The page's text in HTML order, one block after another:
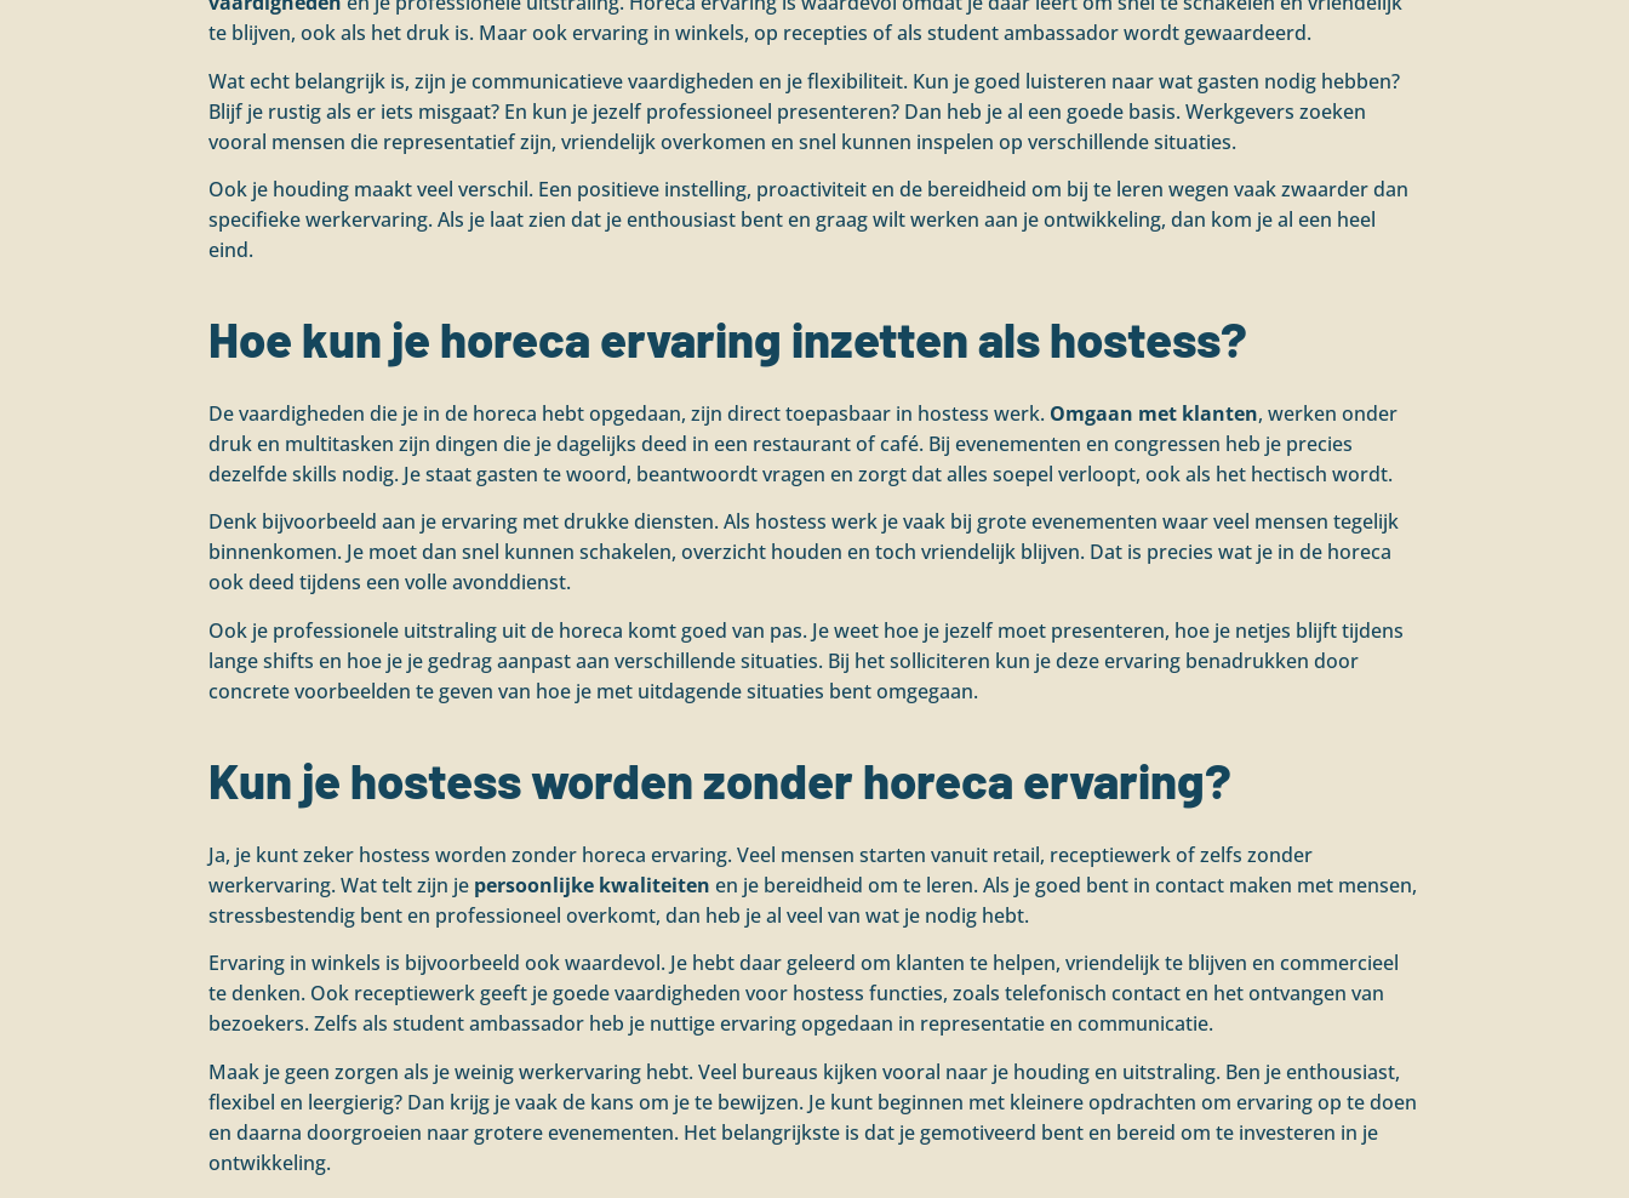
te blijven, ook als het druk is. Maar ook ervaring in winkels, op recepties of als student ambassador wordt gewaardeerd.
Wat echt belangrijk is, zijn je communicatieve vaardigheden en je flexibiliteit. Kun je goed luisteren naar wat gasten nodig hebben?
Blijf je rustig als er iets misgaat? En kun je jezelf professioneel presenteren? Dan heb je al een goede basis. Werkgevers zoeken
vooral mensen die representatief zijn, vriendelijk overkomen en snel kunnen inspelen op verschillende situaties.
Ook je houding maakt veel verschil. Een positieve instelling, proactiviteit en de bereidheid om bij te leren wegen vaak zwaarder dan
specifieke werkervaring. Als je laat zien dat je enthousiast bent en graag wilt werken aan je ontwikkeling, dan kom je al een heel
eind.
Hoe kun je horeca ervaring inzetten als hostess?
De vaardigheden die je in de horeca hebt opgedaan, zijn direct toepasbaar in hostess werk. Omgaan met klanten, werken onder
druk en multitasken zijn dingen die je dagelijks deed in een restaurant of café. Bij evenementen en congressen heb je precies
dezelfde skills nodig. Je staat gasten te woord, beantwoordt vragen en zorgt dat alles soepel verloopt, ook als het hectisch wordt.
Denk bijvoorbeeld aan je ervaring met drukke diensten. Als hostess werk je vaak bij grote evenementen waar veel mensen tegelijk
binnenkomen. Je moet dan snel kunnen schakelen, overzicht houden en toch vriendelijk blijven. Dat is precies wat je in de horeca
ook deed tijdens een volle avonddienst.
Ook je professionele uitstraling uit de horeca komt goed van pas. Je weet hoe je jezelf moet presenteren, hoe je netjes blijft tijdens
lange shifts en hoe je je gedrag aanpast aan verschillende situaties. Bij het solliciteren kun je deze ervaring benadrukken door
concrete voorbeelden te geven van hoe je met uitdagende situaties bent omgegaan.
Kun je hostess worden zonder horeca ervaring?
Ja, je kunt zeker hostess worden zonder horeca ervaring. Veel mensen starten vanuit retail, receptiewerk of zelfs zonder
werkervaring. Wat telt zijn je persoonlijke kwaliteiten en je bereidheid om te leren. Als je goed bent in contact maken met mensen,
stressbestendig bent en professioneel overkomt, dan heb je al veel van wat je nodig hebt.
Ervaring in winkels is bijvoorbeeld ook waardevol. Je hebt daar geleerd om klanten te helpen, vriendelijk te blijven en commercieel
te denken. Ook receptiewerk geeft je goede vaardigheden voor hostess functies, zoals telefonisch contact en het ontvangen van
bezoekers. Zelfs als student ambassador heb je nuttige ervaring opgedaan in representatie en communicatie.
Maak je geen zorgen als je weinig werkervaring hebt. Veel bureaus kijken vooral naar je houding en uitstraling. Ben je enthousiast,
flexibel en leergierig? Dan krijg je vaak de kans om je te bewijzen. Je kunt beginnen met kleinere opdrachten om ervaring op te doen
en daarna doorgroeien naar grotere evenementen. Het belangrijkste is dat je gemotiveerd bent en bereid om te investeren in je
ontwikkeling.